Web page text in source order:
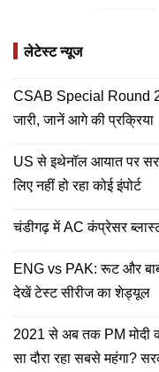
लेटेस्ट न्यूज
CSAB Special Round
जारी, जानें आगे की प्रक्रिया
US से इथेनॉल आयात पर
लिए नहीं हो रहा कोई इंपोर्ट
चंडीगढ़ में AC कंप्रेसर
ENG vs PAK: रूट और
देखें टेस्ट सीरीज का शेड्यूल
2021 से अब तक PM मोदी
सा दौरा रहा सबसे महंगा?